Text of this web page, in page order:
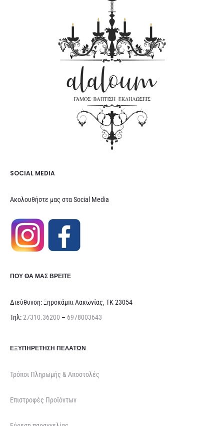
SOCIAL MEDIA
Ακολουθήστε μας στα Social Media
ΠΟΥ ΘΑ ΜΑΣ ΒΡΕΊΤΕ
Διεύθυνση: Ξηροκάμπι Λακωνίας, ΤΚ 23054
Τηλ:27310.36200 – 6978003643
ΕΞΥΠΗΡΈΤΗΣΗ ΠΕΛΑΤΏΝ
Τρόποι Πληρωμής & Αποστολές
Επιστροφές Προϊόντων